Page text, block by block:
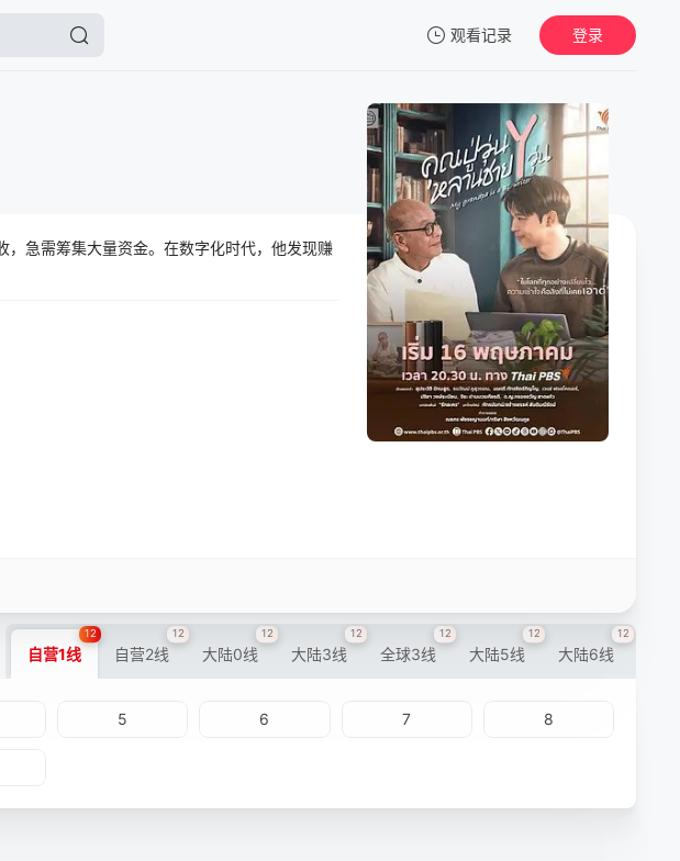
观看记录
暂无观看影片的记录
登录
急需筹集大量资金。在数字化时代，他发现赚
自营1线
12
自营2线
12
大陆0线
12
大陆3线
12
全球3线
12
大陆5线
12
大陆6线
12
5 6 7 8